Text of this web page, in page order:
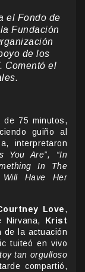
el Fondo de
Fundación
de los
Comentó el
de 75 minutos,
guiño al
interpretaron
You Are”, “In
In The
Will Have Her
Love,
Nirvana, Krist
de la actuación
tuiteó en vivo
tan orgulloso
compartió,